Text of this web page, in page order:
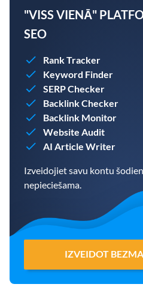
"VISS VIENĀ"
SEO
Rank Tracker
Keyword Finder
SERP Checker
Backlink Checker
Backlink Monitor
Website Audit
AI Article Writer
Izveidojiet savu kontu
nepieciešama.
IZVEIDOT